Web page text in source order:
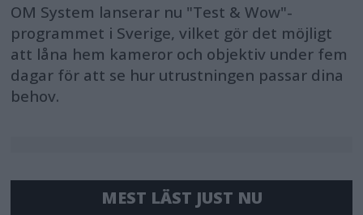
OM System lanserar nu "Test & Wow"-
programmet i Sverige, vilket gör det möjligt
att låna hem kameror och objektiv under fem
dagar för att se hur utrustningen passar dina
behov.
MEST LÄST JUST NU